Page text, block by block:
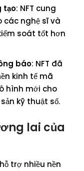
tạo: NFT cung
các nghệ sĩ và
soát tốt hơn
báo: NFT đã
kinh tế mã
hình mới cho
kỹ thuật số.
lai của
trợ nhiều nền